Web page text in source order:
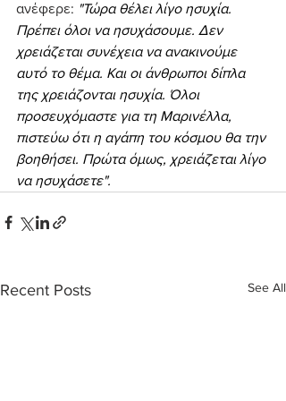
ανέφερε: "Τώρα θέλει λίγο ησυχία.
Πρέπει όλοι να ησυχάσουμε. Δεν
χρειάζεται συνέχεια να ανακινούμε
αυτό το θέμα. Και οι άνθρωποι δίπλα
της χρειάζονται ησυχία. Όλοι
προσευχόμαστε για τη Μαρινέλλα,
πιστεύω ότι η αγάπη του κόσμου θα την
βοηθήσει. Πρώτα όμως, χρειάζεται λίγο
να ησυχάσετε".
Recent Posts See All